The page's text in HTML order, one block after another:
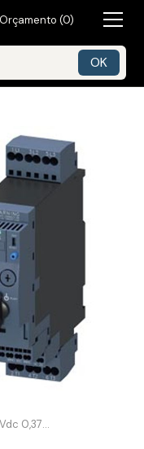
Orçamento (0)
Chave Partida 24Vac/Vdc 0,37Kw 0,32 1,25A Siemens 3RA61202BB32